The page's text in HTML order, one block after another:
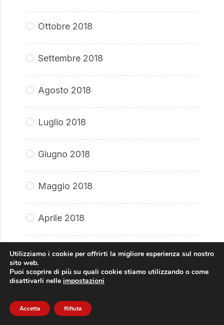
Ottobre 2018
Settembre 2018
Agosto 2018
Luglio 2018
Giugno 2018
Maggio 2018
Aprile 2018
Marzo 2018
Febbraio 2018
Gennaio 2018
Utilizziamo i cookie per offrirti la migliore esperienza sul nostro
sito web.
Puoi scoprire di più su quali cookie stiamo utilizzando o come
disattivarli nelle impostazioni
Accetta Rifiuta